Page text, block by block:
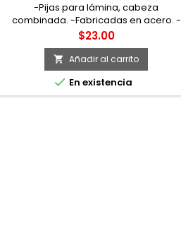
-Pijas para lámina, cabeza
combinada. -Fabricadas en acero. -
Uso general. -Ideales para fijación en
lámina.
Precio
$23.00
 Añadir al carrito
 En existencia